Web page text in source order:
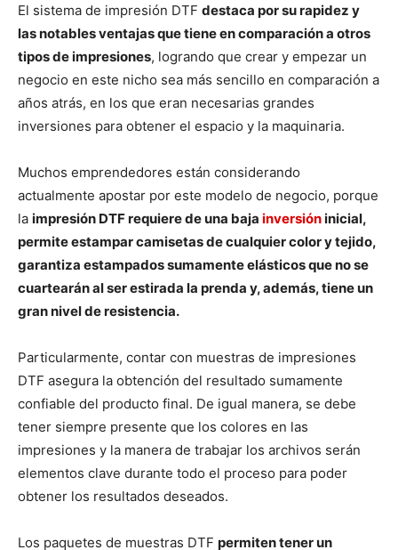
El sistema de impresión DTF destaca por su rapidez y
las notables ventajas que tiene en comparación a otros
tipos de impresiones, logrando que crear y empezar un
negocio en este nicho sea más sencillo en comparación a
años atrás, en los que eran necesarias grandes
inversiones para obtener el espacio y la maquinaria.
Muchos emprendedores están considerando
actualmente apostar por este modelo de negocio, porque
la impresión DTF requiere de una baja inversióninicial,
permite estampar camisetas de cualquier color y tejido,
garantiza estampados sumamente elásticos que no se
cuartearán al ser estirada la prenda y, además, tiene un
gran nivel de resistencia.
Particularmente, contar con muestras de impresiones
DTF asegura la obtención del resultado sumamente
confiable del producto final. De igual manera, se debe
tener siempre presente que los colores en las
impresiones y la manera de trabajar los archivos serán
elementos clave durante todo el proceso para poder
obtener los resultados deseados.
Los paquetes de muestras DTF permiten tener un